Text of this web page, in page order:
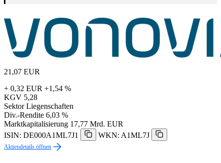
21,07 EUR
+ 0,32 EUR +1,54 %
KGV 5,28
Sektor Liegenschaften
Div.-Rendite 6,03 %
Marktkapitalisierung 17,77 Mrd. EUR
ISIN: DE000A1ML7J1
WKN: A1ML7J
Aktiendetails öffnen